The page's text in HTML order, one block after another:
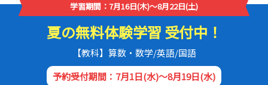
学習期間：7月16日(木)～8月22日(土)
夏の無料体験学習 受付中！
【教科】算数・数学/英語/国語
予約受付期間：7月1日(水)～8月19日(水)